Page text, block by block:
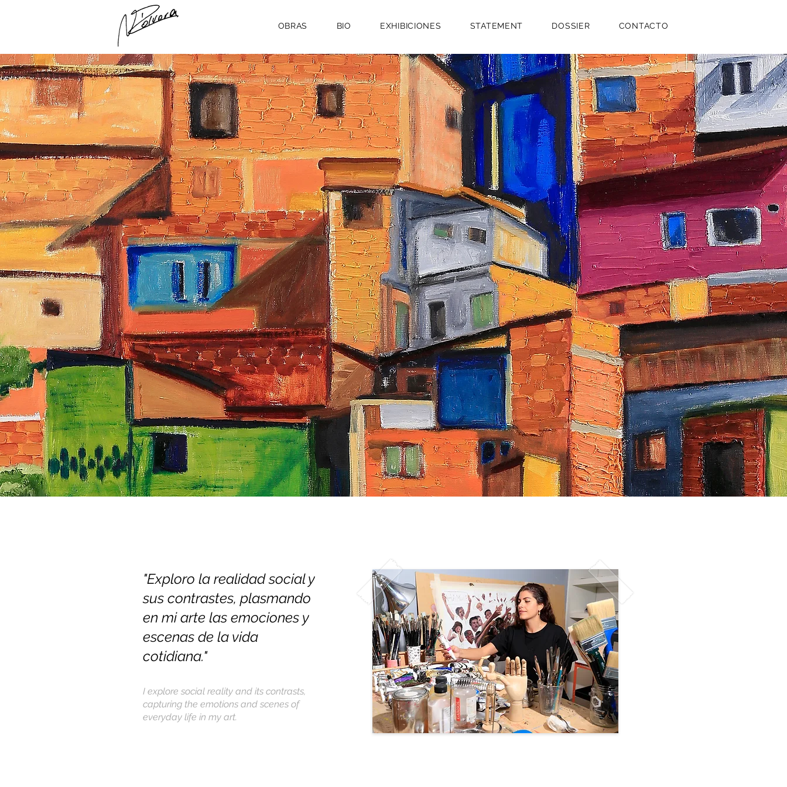
OBRAS BIO EXHIBICIONES STATEMENT DOSSIER CONTACTO
"Exploro la realidad social y
sus contrastes, plasmando
en mi arte las emociones y
escenas de la vida
cotidiana."
I explore social reality and its contrasts,
capturing the emotions and scenes of
everyday life in my art.